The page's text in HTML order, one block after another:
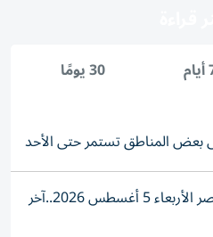
30 يومًا
بعض المناطق تستمر حتى الأحد
أسعار الذهب اليوم في مصر الأربعاء 5 أغسطس 2026..آخر